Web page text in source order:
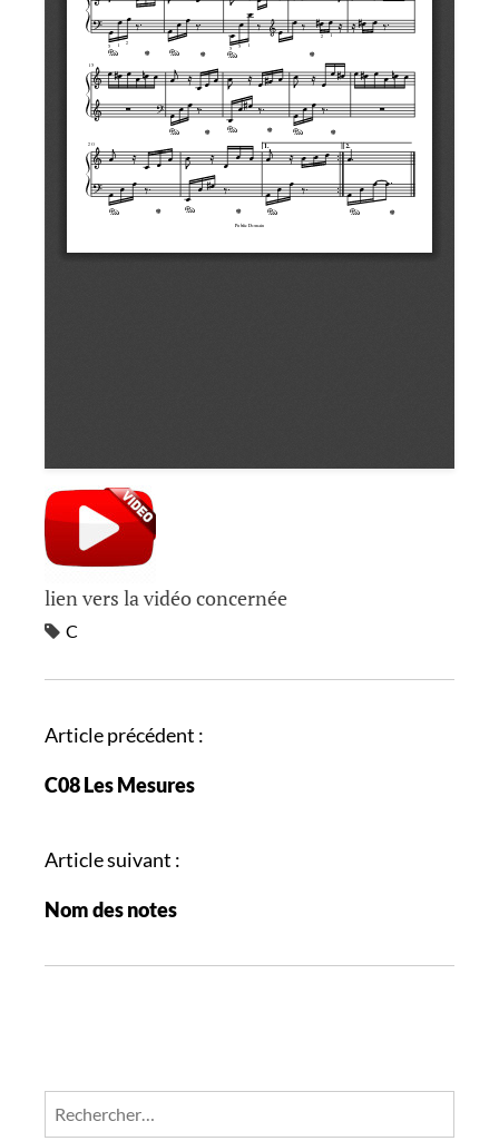
lien vers la vidéo concernée
C
N
v
g
t
o
s
Article précédent :
C08 Les Mesures
Article suivant :
Nom des notes